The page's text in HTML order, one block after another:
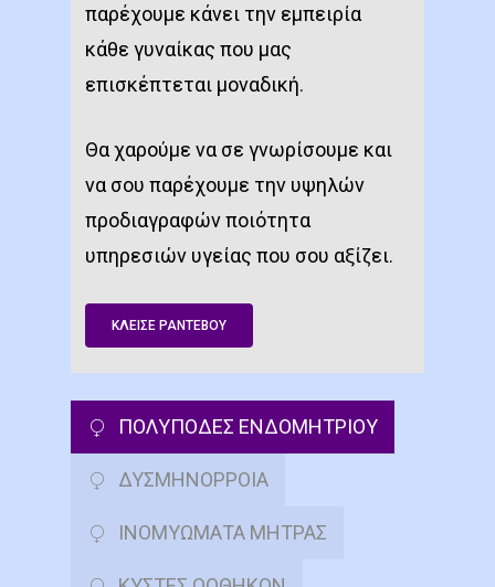
παρέχουμε κάνει την εμπειρία
κάθε γυναίκας που μας
επισκέπτεται μοναδική.
Θα χαρούμε να σε γνωρίσουμε και
να σου παρέχουμε την υψηλών
προδιαγραφών ποιότητα
υπηρεσιών υγείας που σου αξίζει.
ΚΛΕΙΣΕ ΡΑΝΤΕΒΟΥ
ΠΟΛΥΠΟΔΕΣ ΕΝΔΟΜΗΤΡΙΟΥ
ΔΥΣΜΗΝΟΡΡΟΙΑ
ΙΝΟΜΥΩΜΑΤΑ ΜΗΤΡΑΣ